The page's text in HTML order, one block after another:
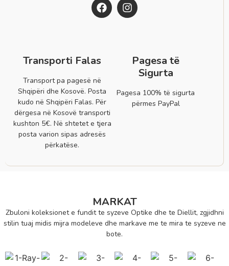
Transporti Falas
Transport pa pagesë në
Shqipëri dhe Kosovë. Posta
kudo në Shqipëri Falas. Për
dërgesa në Kosovë transporti
kushton 5€. Në shtetet e tjera
posta varion sipas adresës
përkatëse.
Pagesa të
Sigurta
Pagesa 100% të sigurta
përmes PayPal
MARKAT
Zbuloni koleksionet e fundit te syzeve Optike dhe te Diellit, zgjidhni
stilin tuaj midis mijra modeleve dhe markave me te mira te syzeve ne
bote.